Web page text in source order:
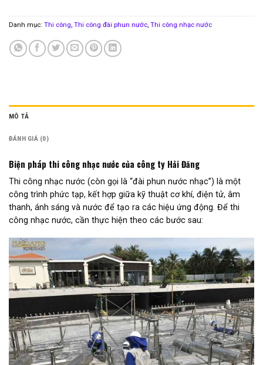
Danh mục: Thi công, Thi công đài phun nước, Thi công nhạc nước
MÔ TẢ
ĐÁNH GIÁ (0)
Biện pháp thi công nhạc nước của công ty Hải Đăng
Thi công nhạc nước (còn gọi là “đài phun nước nhạc”) là một
công trình phức tạp, kết hợp giữa kỹ thuật cơ khí, điện tử, âm
thanh, ánh sáng và nước để tạo ra các hiệu ứng động. Để thi
công nhạc nước, cần thực hiện theo các bước sau: